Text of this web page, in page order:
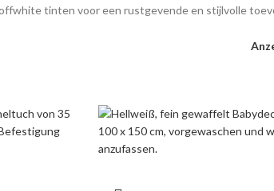
tinten voor een rustgevende en stijlvolle